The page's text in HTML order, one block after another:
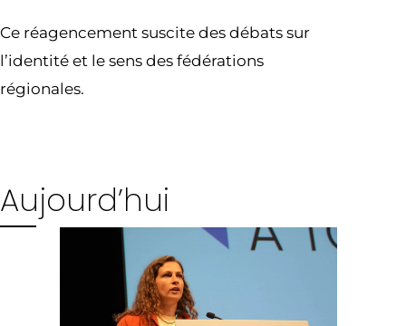
Ce réagencement suscite des débats sur
l’identité et le sens des fédérations
régionales.
Aujourd’hui